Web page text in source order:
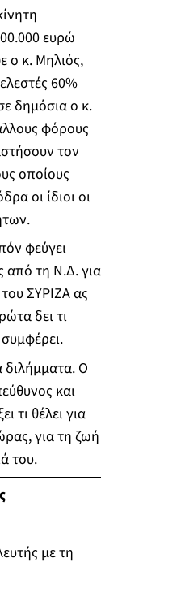
ευρώ
ο κ. Μηλιός,
60%
δημόσια ο κ.
φόρους
τον
οποίους
οι ίδιοι οι
φεύγει
από τη Ν.Δ. για
ΣΥΡΙΖΑ ας
δει τι
Ο
και
τι θέλει για
για τη ζωή
του.
με τη